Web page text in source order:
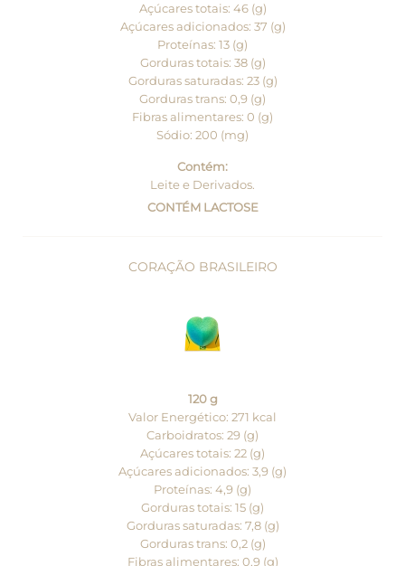
Açúcares totais: 46 (g)
Açúcares adicionados: 37 (g)
Proteínas: 13 (g)
Gorduras totais: 38 (g)
Gorduras saturadas: 23 (g)
Gorduras trans: 0,9 (g)
Fibras alimentares: 0 (g)
Sódio: 200 (mg)
Contém:
Leite e Derivados.
CONTÉM LACTOSE
CORAÇÃO BRASILEIRO
120 g
Valor Energético: 271 kcal
Carboidratos: 29 (g)
Açúcares totais: 22 (g)
Açúcares adicionados: 3,9 (g)
Proteínas: 4,9 (g)
Gorduras totais: 15 (g)
Gorduras saturadas: 7,8 (g)
Gorduras trans: 0,2 (g)
Fibras alimentares: 0,9 (g)